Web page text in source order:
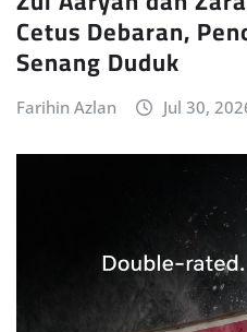
Cetus Debaran,
Senang Duduk
Farihin Azlan Jul 30,